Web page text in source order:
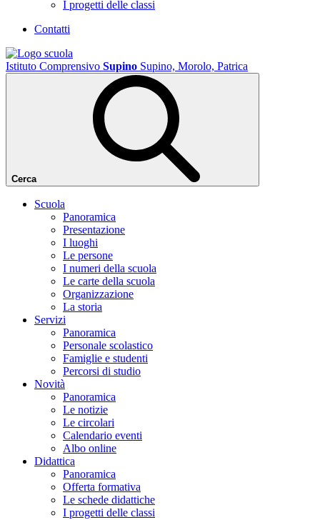
I progetti delle classi
Contatti
Istituto Comprensivo Supino Supino, Morolo, Patrica
Cerca
Scuola
Panoramica
Presentazione
I luoghi
Le persone
I numeri della scuola
Le carte della scuola
Organizzazione
La storia
Servizi
Panoramica
Personale scolastico
Famiglie e studenti
Percorsi di studio
Novità
Panoramica
Le notizie
Le circolari
Calendario eventi
Albo online
Didattica
Panoramica
Offerta formativa
Le schede didattiche
I progetti delle classi